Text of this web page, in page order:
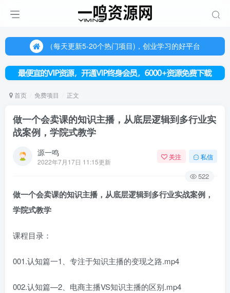
（每天更新5-20个热门项目)，创业学习的好平台
（每天更新5-20个热门项目)，创业学习的好平台
欢迎访问一鸣资源网，本站汇集数千网创课程和项目
首页 免费项目 正文
做一个会卖课的知识主播，从底层逻辑到多行业实
战案例，学院式教学
源一鸣
2022年7月17日 11:15更新
关注 私信
522
做一个会卖课的知识主播 ，从底层逻辑到多行业实战案例，
学院式教学
课程目录：
001.认知篇一1、专注于知识主播的变现之路.mp4
002.认知篇—2、电商主播VS知识主播的区别.mp4